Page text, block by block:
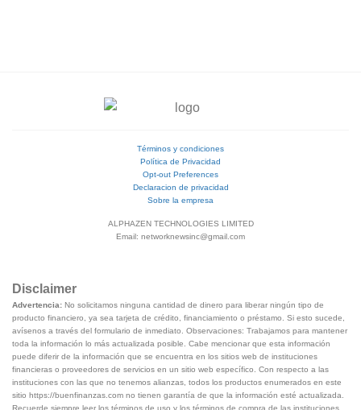
Términos y condiciones
Política de Privacidad
Opt-out Preferences
Declaracion de privacidad
Sobre la empresa
ALPHAZEN TECHNOLOGIES LIMITED
Email: networknewsinc@gmail.com
Disclaimer
Advertencia: No solicitamos ninguna cantidad de dinero para liberar ningún tipo de
producto financiero, ya sea tarjeta de crédito, financiamiento o préstamo. Si esto sucede,
avísenos a través del formulario de inmediato. Observaciones: Trabajamos para mantener
toda la información lo más actualizada posible. Cabe mencionar que esta información
puede diferir de la información que se encuentra en los sitios web de instituciones
financieras o proveedores de servicios en un sitio web específico. Con respecto a las
instituciones con las que no tenemos alianzas, todos los productos enumerados en este
sitio https://buenfinanzas.com no tienen garantía de que la información esté actualizada.